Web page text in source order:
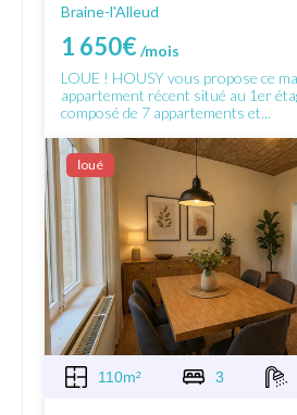
Braine-l'Alleud
1 650€/mois
LOUE ! HOUSY vous propose ce
appartement récent situé au 1er
composé de 7 appartements et...
Ιoué
110m² 3